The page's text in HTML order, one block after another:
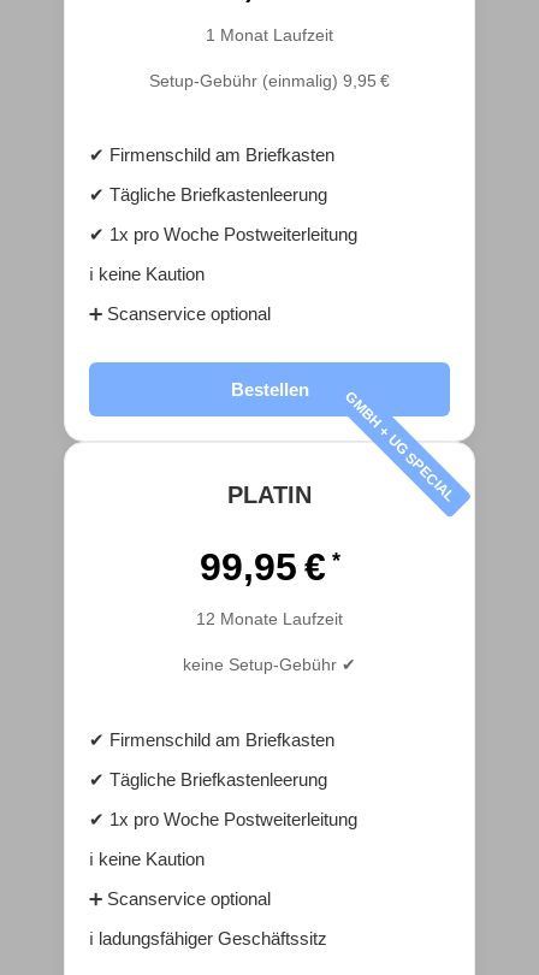
1 Monat Laufzeit
Setup-Gebühr (einmalig) 9,95 €
✔ Firmenschild am Briefkasten
✔ Tägliche Briefkastenleerung
✔ 1x pro Woche Postweiterleitung
ℹ️ keine Kaution
➕ Scanservice optional
Bestellen GMBH + UG SPECIAL
PLATIN
99,95 €
12 Monate Laufzeit
keine Setup-Gebühr ✔
✔ Firmenschild am Briefkasten
✔ Tägliche Briefkastenleerung
✔ 1x pro Woche Postweiterleitung
ℹ️ keine Kaution
➕ Scanservice optional
ℹ️ ladungsfähiger Geschäftssitz